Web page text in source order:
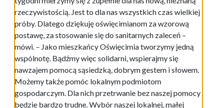
rzeczywistością. Jest to dla nas wszystkich czas wielkiej
próby. Dlatego dziękuję oświęcimianom za wzorową
postawę, za stosowanie się do sanitarnych zaleceń –
mówi. – Jako mieszkańcy Oświęcimia tworzymy jedną
wspólnotę. Bądźmy więc solidarni, wspierajmy się
nawzajem pomocą sąsiedzką, dobrym gestem i słowem.
Możemy także pomóc lokalnym podmiotom
gospodarczym. Dla nich przetrwanie bez naszej pomocy
będzie bardzo trudne. Wybór naszej lokalnej, małej